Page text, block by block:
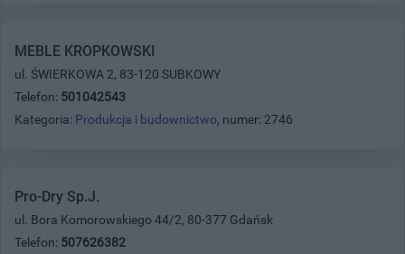
MEBLE KROPKOWSKI
ul. ŚWIERKOWA 2, 83-120 SUBKOWY
Telefon: 501042543
Kategoria: Produkcja i budownictwo, numer: 2746
Pro-Dry Sp.J.
ul. Bora Komorowskiego 44/2, 80-377 Gdańsk
Telefon: 507626382